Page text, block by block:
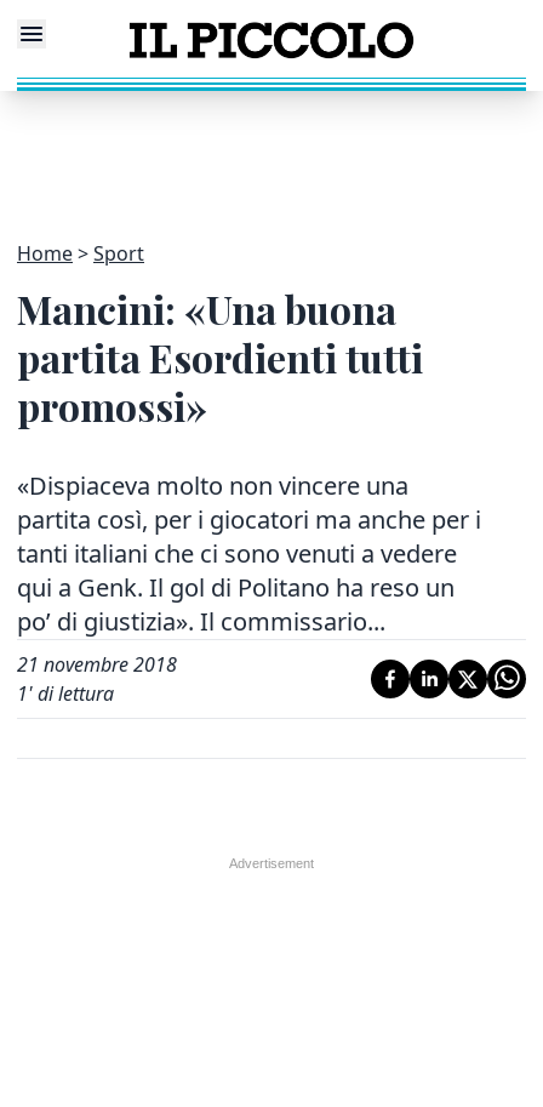
Home Sport
Mancini: «Una buona
partita Esordienti tutti
promossi»
«Dispiaceva molto non vincere una
partita così, per i giocatori ma anche per i
tanti italiani che ci sono venuti a vedere
qui a Genk. Il gol di Politano ha reso un
po’ di giustizia». Il commissario...
21 novembre 2018
1' di lettura